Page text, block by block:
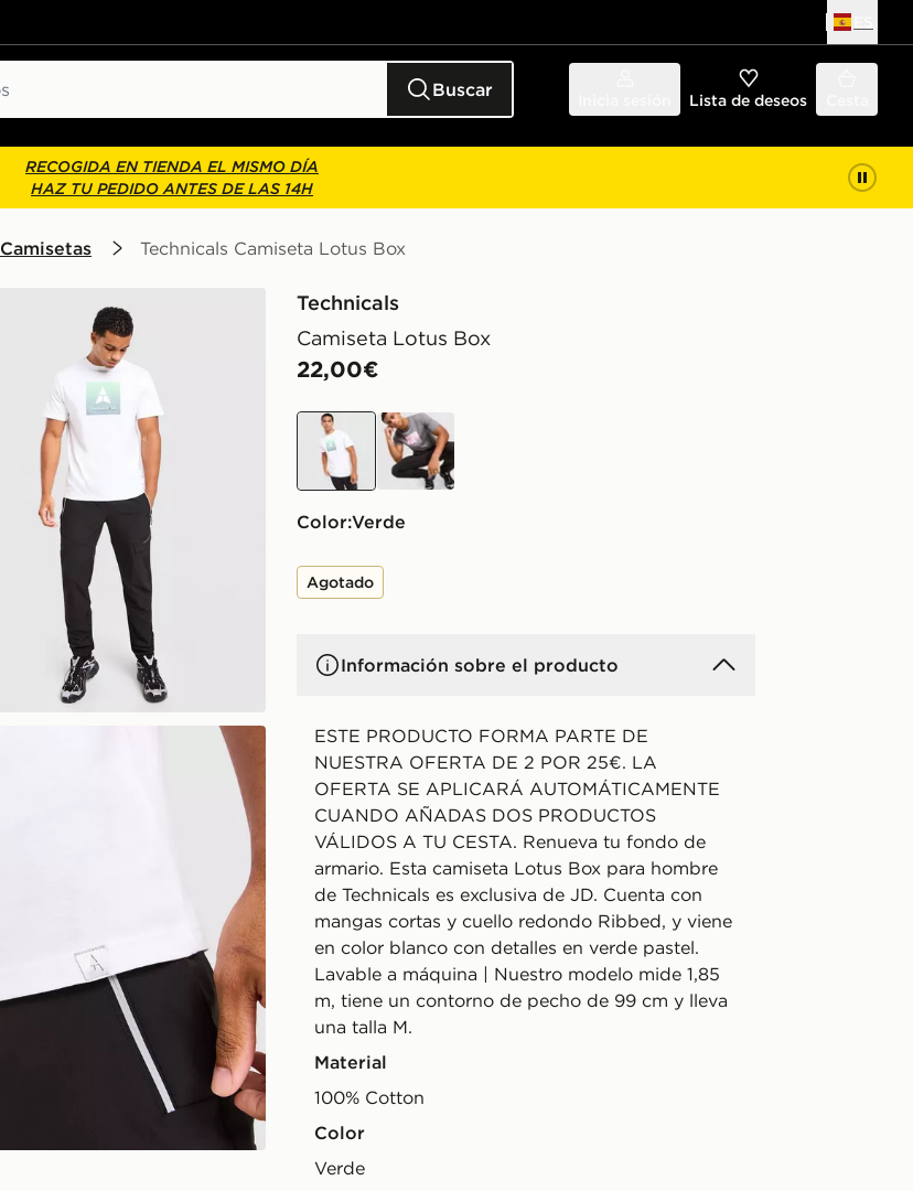
Buscar Lista de deseos
RECOGIDA EN TIENDA EL MISMO DÍA
HAZ TU PEDIDO ANTES DE LAS 14H
Camisetas Technicals Camiseta Lotus Box
Technicals
Camiseta Lotus Box
22,00€
verde rosa
Color: verde
Agotado
Información sobre el producto
ESTE PRODUCTO FORMA PARTE DE
NUESTRA OFERTA DE 2 POR 25€. LA
OFERTA SE APLICARÁ AUTOMÁTICAMENTE
CUANDO AÑADAS DOS PRODUCTOS
VÁLIDOS A TU CESTA. Renueva tu fondo de
armario. Esta camiseta Lotus Box para hombre
de Technicals es exclusiva de JD. Cuenta con
mangas cortas y cuello redondo Ribbed, y viene
en color blanco con detalles en verde pastel.
Lavable a máquina | Nuestro modelo mide 1,85
m, tiene un contorno de pecho de 99 cm y lleva
una talla M.
Material
100% Cotton
Color
verde